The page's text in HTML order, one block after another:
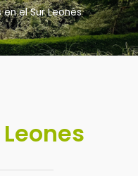
en el Sur Leonés